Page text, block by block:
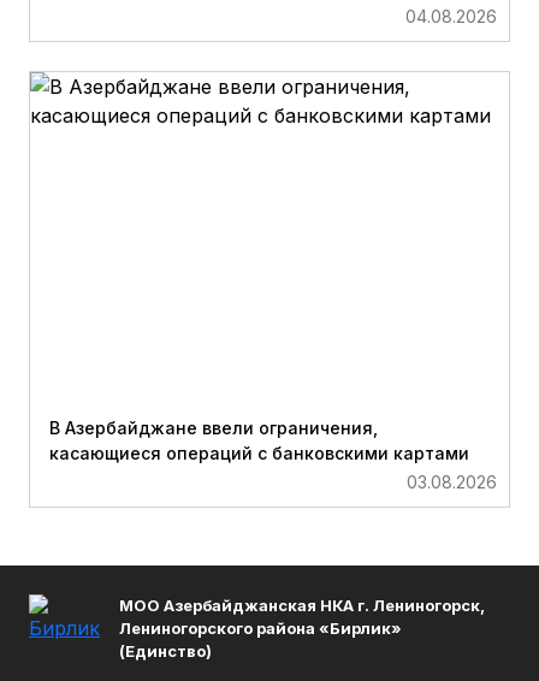
04.08.2026
В Азербайджане ввели ограничения,
касающиеся операций с банковскими картами
03.08.2026
МОО Азербайджанская НКА г. Лениногорск,
Лениногорского района «Бирлик»
(Единство)